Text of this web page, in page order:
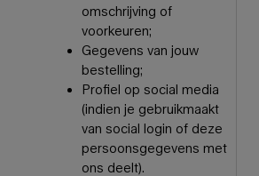
omschrijving of
voorkeuren;
Gegevens van jouw
bestelling;
Profiel op social media
(indien je gebruikmaakt
van social login of deze
persoonsgegevens met
ons deelt).